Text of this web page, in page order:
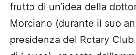
frutto di un’idea della
Morciano (durante il suo
presidenza del Rotary